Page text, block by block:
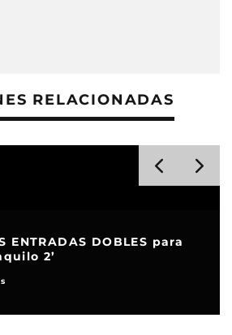
RELACIONADAS
2’ ya tiene nueva